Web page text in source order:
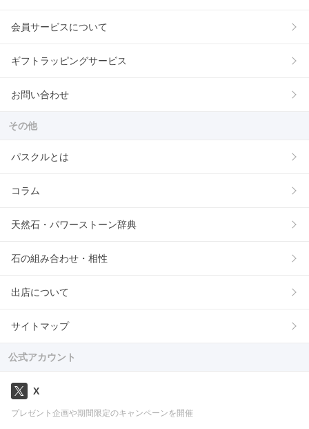
会員サービスについて
ギフトラッピングサービス
お問い合わせ
その他
パスクルとは
コラム
天然石・パワーストーン辞典
石の組み合わせ・相性
出店について
サイトマップ
公式アカウント
X
プレゼント企画や期間限定のキャンペーンを開催